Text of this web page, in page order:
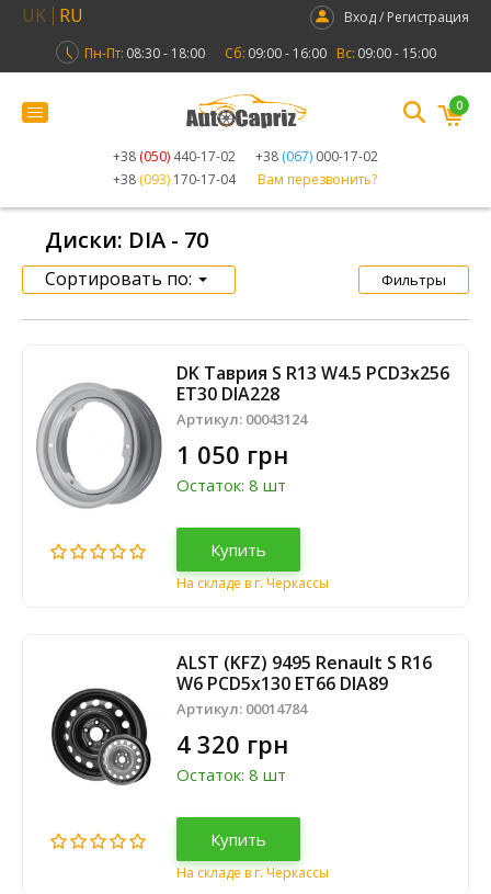
UK RU
Вход / Регистрация
Пн-Пт: 08:30 - 18:00 Сб: 09:00 - 16:00 Вс: 09:00 - 15:00
+38 (050) 440-17-02 +38 (067) 000-17-02
+38 (093) 170-17-04 Вам перезвонить?
0
Диски: DIA - 70
Сортировать по: Фильтры
DK Таврия S R13 W4.5 PCD3x256
ET30 DIA228
Артикул: 00043124
1 050 грн
Остаток: 8 шт
Купить
На складе в г. Черкассы
ALST (KFZ) 9495 Renault S R16
W6 PCD5x130 ET66 DIA89
Артикул: 00014784
4 320 грн
Остаток: 8 шт
Купить
На складе в г. Черкассы